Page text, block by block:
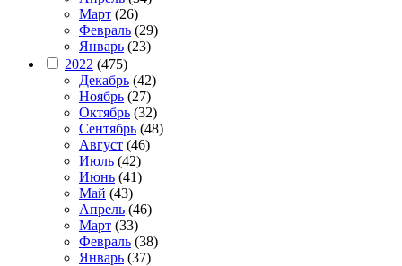
Март (26)
Февраль (29)
Январь (23)
2022 (475)
Декабрь (42)
Ноябрь (27)
Октябрь (32)
Сентябрь (48)
Август (46)
Июль (42)
Июнь (41)
Май (43)
Апрель (46)
Март (33)
Февраль (38)
Январь (37)